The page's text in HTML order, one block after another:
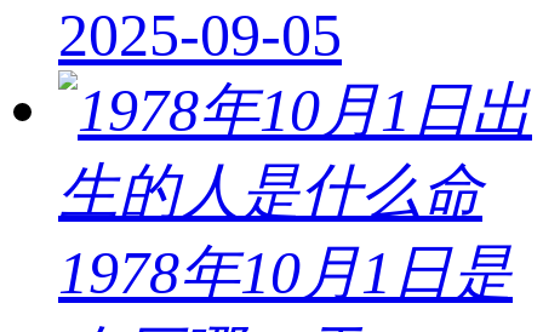
2025-09-05